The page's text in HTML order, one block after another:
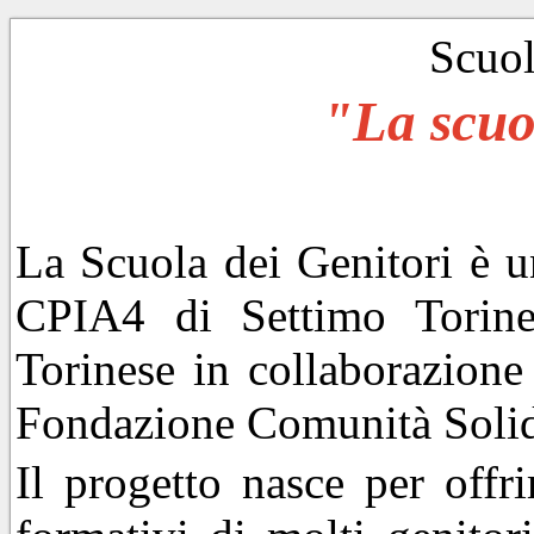
"La
La Scuola dei Genitori è
CPIA4 di Settimo
Torinese in
Fondazione Comunità
Il progetto nasce per